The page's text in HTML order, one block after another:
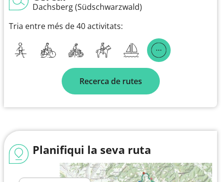
Dachsberg (Südschwarzwald)
Tria entre més de 40 activitats:
Recerca de rutes
Planifiqui la seva ruta